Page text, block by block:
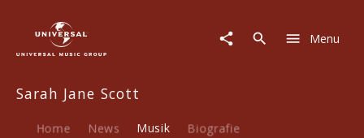
Menu
Sarah Jane Scott
Home News Musik Biografie